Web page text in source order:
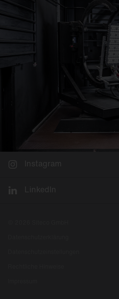
Instagram
LinkedIn